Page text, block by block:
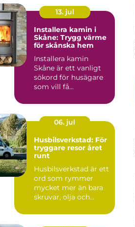
13. jul
Installera kamin i
Skåne: Trygg värme
för skånska hem
Installera kamin
Skåne är ett vanligt
sökord för husägare
som vill få...
06. jul
Husbilsverkstad: För
tryggare resor året
runt
Husbilsverkstad är ett
ord som rymmer
mycket mer än bara
skruvar, olja och